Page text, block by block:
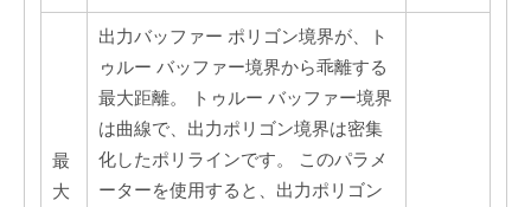
最
大
出力バッファー ポリゴン境界が、ト
ゥルー バッファー境界から乖離する
最大距離。 トゥルー バッファー境界
は曲線で、出力ポリゴン境界は密集
化したポリラインです。 このパラメ
ーターを使用すると、出力ポリゴン